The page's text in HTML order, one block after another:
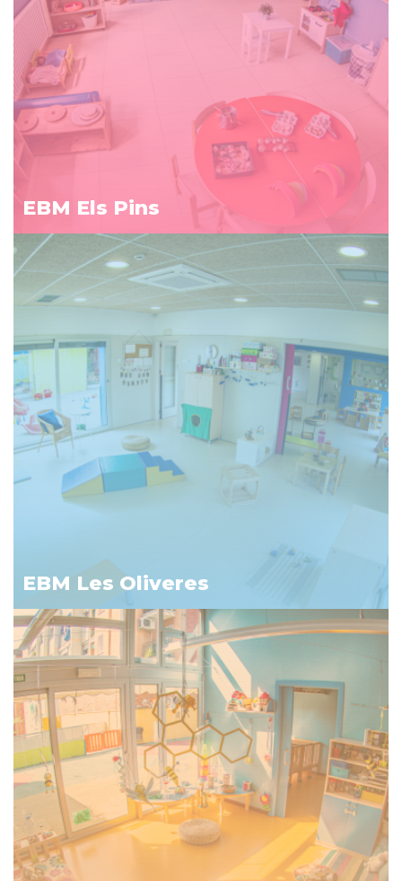
EBM Els Pins
EBM Les Oliveres